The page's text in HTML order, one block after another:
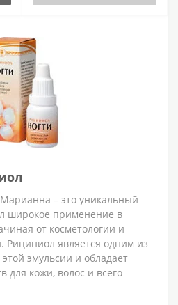
– это уникальный
широкое применение в
от косметологии и
Рициниол является одним из
эмульсии и обладает
для кожи, волос и всего